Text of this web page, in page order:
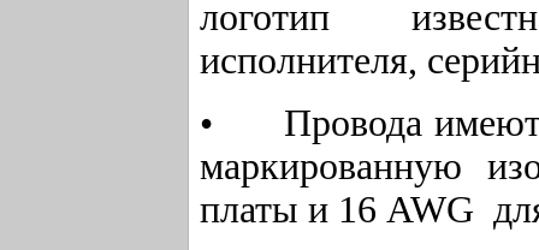
логотип
исполнителя,
• Провода имеют
маркированную
платы и 16 AWG